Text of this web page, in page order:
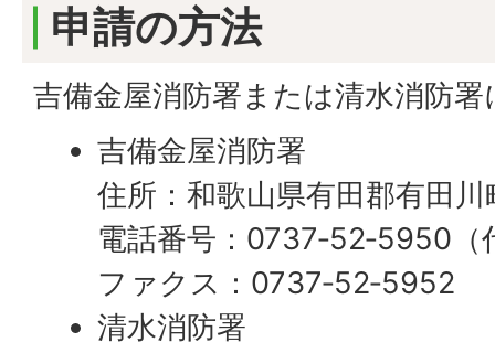
申請の方法
吉備金屋消防署または清水消防
吉備金屋消防署
住所：和歌山県有田郡有田
電話番号：0737‐52‐5950（
ファクス：0737‐52‐5952
清水消防署